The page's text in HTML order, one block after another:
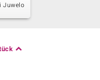
Juwelo